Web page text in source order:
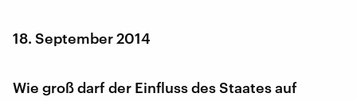
18. September 2014
Wie groß darf der Einfluss des Staates auf